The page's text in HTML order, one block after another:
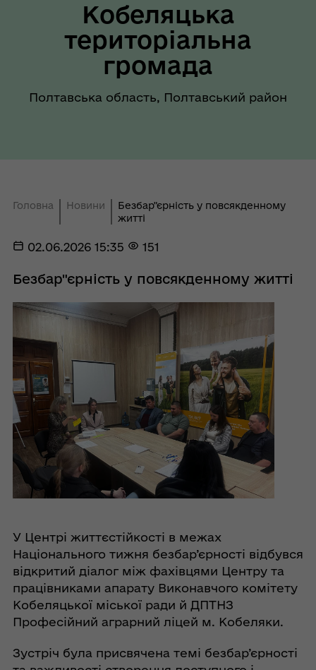
Кобеляцька
територіальна
громада
Полтавська область, Полтавський район
Головна Новини
Безбар"єрність у повсякденному
житті
02.06.2026 15:35 151
Безбар"єрність у повсякденному житті
У Центрі життєстійкості в межах
Національного тижня безбар’єрності відбувся
відкритий діалог між фахівцями Центру та
працівниками апарату Виконавчого комітету
Кобеляцької міської ради й ДПТНЗ
Професійний аграрний ліцей м. Кобеляки.
Зустріч була присвячена темі безбар’єрності